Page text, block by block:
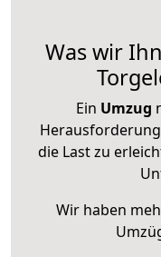
Was wir
Ein Umzug
die Last zu
Wir haben